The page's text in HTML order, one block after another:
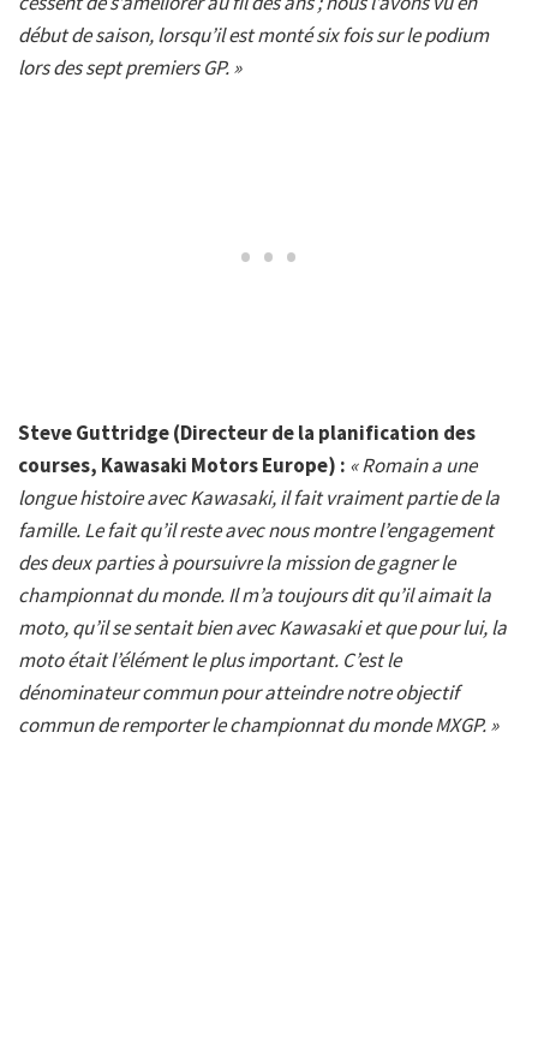
début de saison, lorsqu’il est monté six fois sur le podium
lors des sept premiers GP. »
Steve Guttridge (Directeur de la planification des
courses, Kawasaki Motors Europe) : « Romain a une
longue histoire avec Kawasaki, il fait vraiment partie de la
famille. Le fait qu’il reste avec nous montre l’engagement
des deux parties à poursuivre la mission de gagner le
championnat du monde. Il m’a toujours dit qu’il aimait la
moto, qu’il se sentait bien avec Kawasaki et que pour lui, la
moto était l’élément le plus important. C’est le
dénominateur commun pour atteindre notre objectif
commun de remporter le championnat du monde MXGP. »